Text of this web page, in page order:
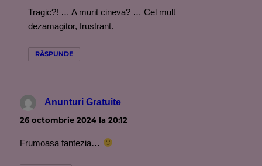
Tragic?! … A murit cineva? … Cel mult
dezamagitor, frustrant.
RĂSPUNDE
Anunturi Gratuite
26 octombrie 2024 la 20:12
Frumoasa fantezia…